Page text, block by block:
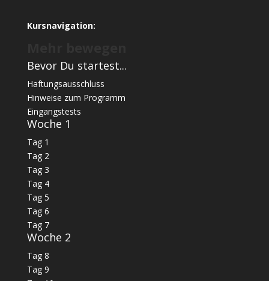
Kursnavigation:
Bevor Du startest...
Haftungsausschluss
Hinweise zum Programm
Eingangstests
Woche 1
Tag 1
Tag 2
Tag 3
Tag 4
Tag 5
Tag 6
Tag 7
Woche 2
Tag 8
Tag 9